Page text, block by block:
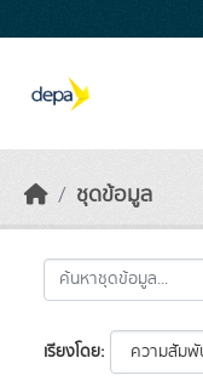
ชุดข้อมูล
เรียงโดย